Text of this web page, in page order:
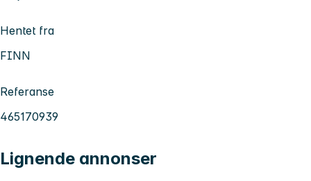
Hentet fra
FINN
Referanse
465170939
Lignende annonser